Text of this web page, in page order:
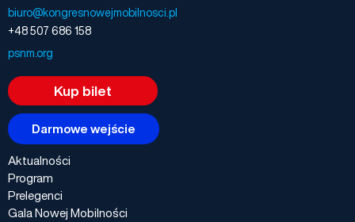
biuro@kongresnowejmobilnosci.pl
+48 507 686 158
psnm.org
Kup bilet
Darmowe wejście
Aktualności
Program
Prelegenci
Gala Nowej Mobilności